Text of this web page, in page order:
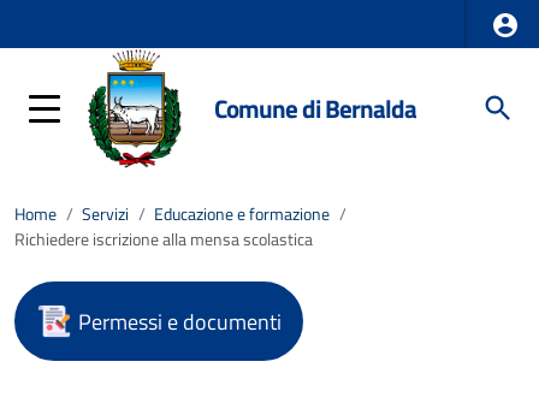
Comune di Bernalda
Home / Servizi / Educazione e formazione /
Richiedere iscrizione alla mensa scolastica
Permessi e documenti